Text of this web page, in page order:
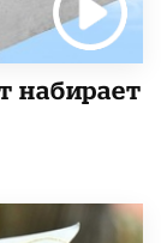
набирает